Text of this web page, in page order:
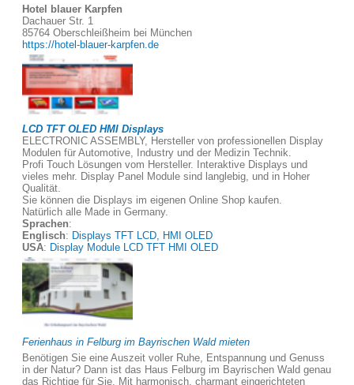
Hotel blauer Karpfen
Dachauer Str. 1
85764 Oberschleißheim bei München
https://hotel-blauer-karpfen.de
LCD TFT OLED HMI Displays
ELECTRONIC ASSEMBLY, Hersteller von professionellen Display
Modulen für Automotive, Industry und der Medizin Technik.
Profi Touch Lösungen vom Hersteller. Interaktive Displays und
vieles mehr. Display Panel Module sind langlebig, und in Hoher
Qualität.
Sie können die Displays im eigenen Online Shop kaufen.
Natürlich alle Made in Germany.
Sprachen:
Englisch: Displays TFT LCD, HMI OLED
USA: Display Module LCD TFT HMI OLED
Ferienhaus in Felburg im Bayrischen Wald mieten
Benötigen Sie eine Auszeit voller Ruhe, Entspannung und Genuss
in der Natur? Dann ist das Haus Felburg im Bayrischen Wald genau
das Richtige für Sie. Mit harmonisch, charmant eingerichteten